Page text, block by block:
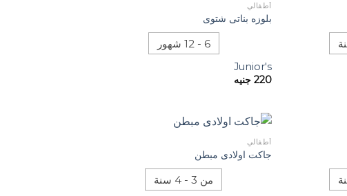
أطفالي
بلوزه بناتى شتوى
6 - 12 شهور
Junior's
220 جنيه
أطفالي
جاكت اولادى مبطن
من 3 - 4 سنة